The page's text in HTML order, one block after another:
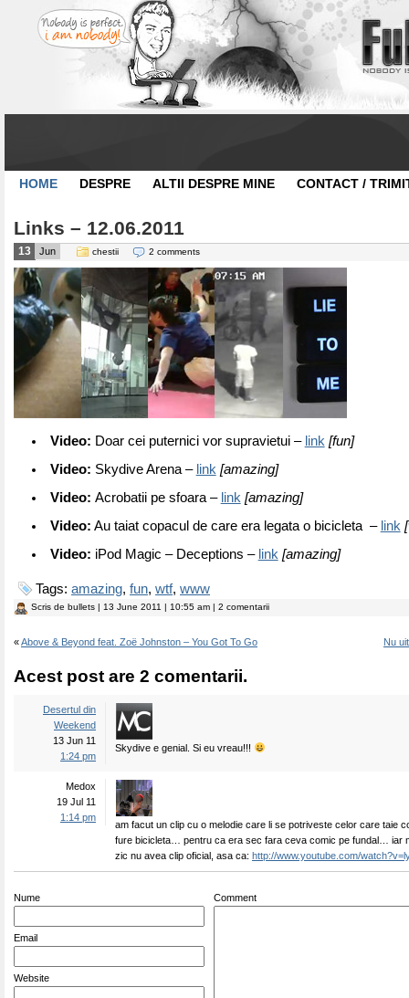
HOME DESPRE ALTII DESPRE MINE CONTACT /
Links – 12.06.2011
13 Jun chestii 2 comments
Video: Doar cei puternici vor supravietui – link [fun]
Video: Skydive Arena – link [amazing]
Video: Acrobatii pe sfoara – link [amazing]
Video: Au taiat copacul de care era legata o bicicleta – link
Video: iPod Magic – Deceptions – link [amazing]
Tags: amazing, fun, wtf, www
Scris de bullets | 13 June 2011 | 10:55 am | 2 comentarii
«Above & Beyond feat. Zoë Johnston – You Got To Go Nu
Acest post are 2 comentarii.
Desertul din
Weekend
13 Jun 11
1:24 pm
Skydive e genial. Si eu vreau!!!
Medox
19 Jul 11
1:14 pm
am facut un clip cu o melodie care li se potriveste celor care taie
fure bicicleta… pentru ca era sec fara ceva comic pe fundal… iar
zic nu avea clip oficial, asa ca: http://www.youtube.com/
Nume
Email
Website
Comment